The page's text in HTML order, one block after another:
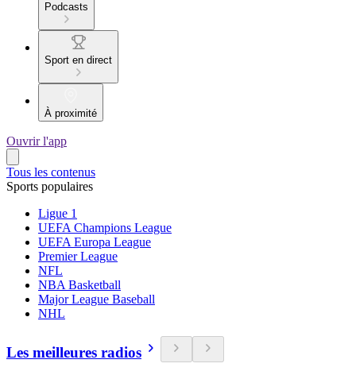
Podcasts
Sport en direct
À proximité
Ouvrir l'app
Tous les contenus
Sports populaires
Ligue 1
UEFA Champions League
UEFA Europa League
Premier League
NFL
NBA Basketball
Major League Baseball
NHL
Les meilleures radios